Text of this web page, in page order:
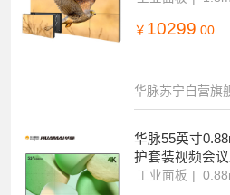
￥ 10299 .00
华脉苏宁自营旗
华脉55英寸
护套装视频会
传电子显示大
工业面板